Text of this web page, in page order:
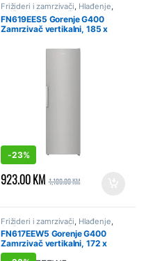
Frižideri i zamrzivači, Hlađenje,
Sniženo,Zamrzivači - vertikalni
FN619EES5 Gorenje G400
Zamrzivač vertikalni, 185 x
-23%
923.00KM 1,199.00KM
Frižideri i zamrzivači Hlađenje
Sniženo,Zamrzivači - vertikalni
FN617EEW5 Gorenje G400
Zamrzivač vertikalni, 172 x
59.5 x 59 cm